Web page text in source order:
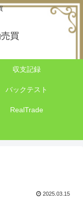
買
収支記録
バックテスト
RealTrade
2025.03.15